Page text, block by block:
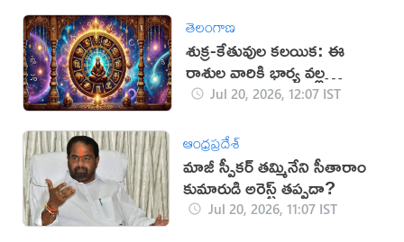
తెలంగాణ
శుక్ర-కేతువుల కలయిక: ఈ
రాశుల వారికి భార్య వల్ల
అదృష్టం!
Jul 20, 2026, 12:07 IST
ఆంధ్రప్రదేశ్
మాజీ స్పీకర్ తమ్మినేని సీతారాం
కుమారుడి అరెస్ట్ తప్పదా?
Jul 20, 2026, 11:07 IST